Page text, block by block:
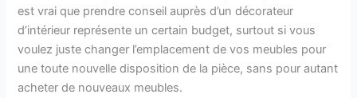
est vrai que prendre conseil auprès d’un décorateur
d’intérieur représente un certain budget, surtout si vous
voulez juste changer l’emplacement de vos meubles pour
une toute nouvelle disposition de la pièce, sans pour autant
acheter de nouveaux meubles.